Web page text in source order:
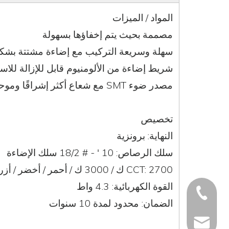
المواد / الميزات
مصممة بحيث يتم إخفاؤها بسهولة
سهلة وسريعة التركيب مع إضاءة مشتتة
شريط إضاءة من الألومنيوم قابل للإزالة
مصدر ضوء SMT مع شعاع أكثر إشراقًا وموحدًا
تخصيص
النهاية: برونزية
سلك الرصاص: 10 ′ - # 18/2 سلك الإضاءة
CCT: 2700 ك / 3000 ك / أحمر / أخضر / أزرق
القوة الكهربائية: 4.3 واط
الضمان: محدود لمدة 10 سنوات
+86 551 6299